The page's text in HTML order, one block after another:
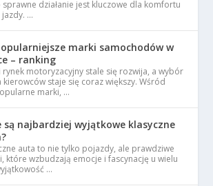
działanie jest kluczowe dla komfortu
jazdy. …
marki samochodów w
– ranking
rynek motoryzacyjny stale się rozwija, a wybór
staje się coraz większy. Wśród
marki, …
są najbardziej wyjątkowe klasyczne
auta to nie tylko pojazdy, ale prawdziwe
które wzbudzają emocje i fascynację u wielu
…